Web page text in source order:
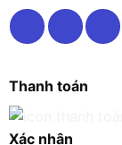
Thanh toán
Xác nhận